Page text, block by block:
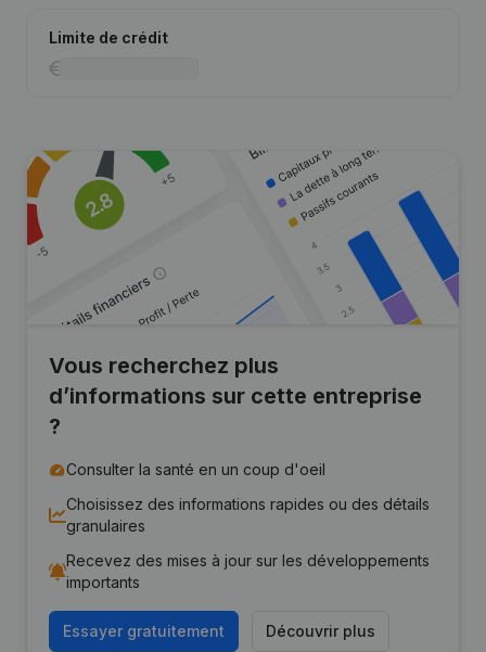
Limite de crédit
Vous recherchez plus
d’informations sur cette entreprise
?
Consulter la santé en un coup d'oeil
Choisissez des informations rapides ou des détails
granulaires
Recevez des mises à jour sur les développements
importants
Essayer gratuitement Découvrir plus